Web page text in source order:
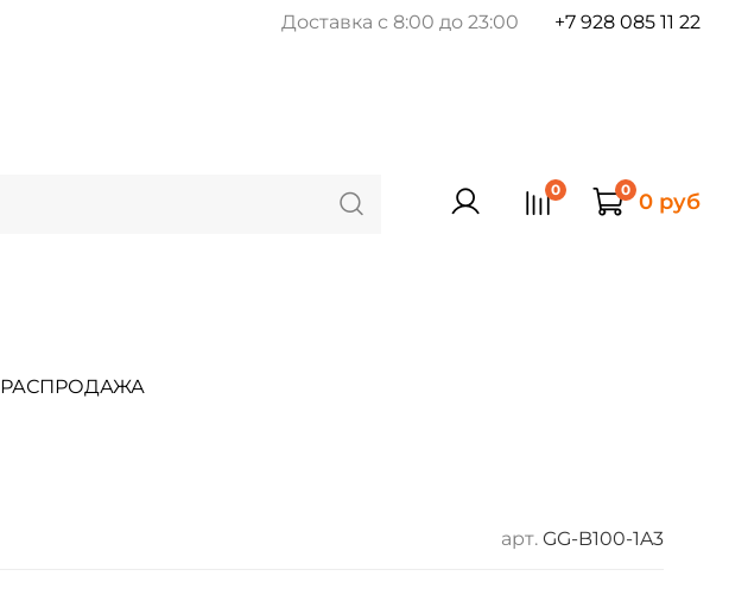
Доставка с 8:00 до 23:00 +7 928 085 11 22
0 0 0 руб
РАСПРОДАЖА
арт. GG-B100-1A3